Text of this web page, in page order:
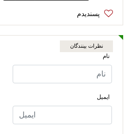
نظرات بینندگان
نام
ایمیل